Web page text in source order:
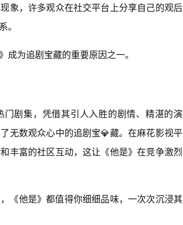
象，许多观众在社交平台上分享自己的观后
。
为追剧宝藏的重要原因之一。
门剧集，凭借其引人入胜的剧情、精湛的演
无数观众心中的追剧宝💎藏。在麻花影视平
丰富的社区互动，这让《他是》在竞争激烈
《他是》都值得你细细品味，一次次沉浸其